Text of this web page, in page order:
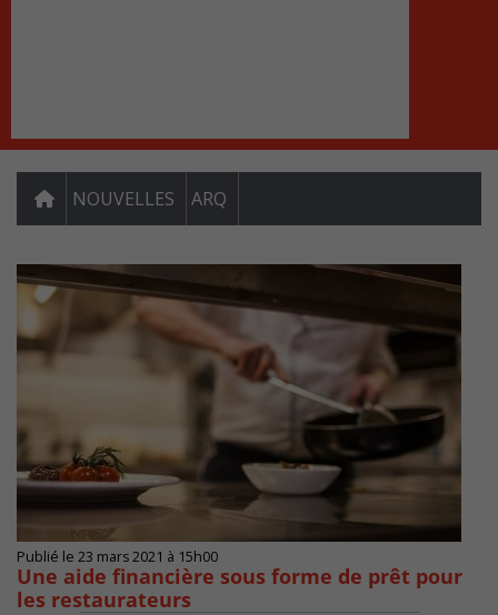
NOUVELLES ARQ
Publié le 23 mars 2021 à 15h00
Une aide financière sous forme de prêt pour
les restaurateurs